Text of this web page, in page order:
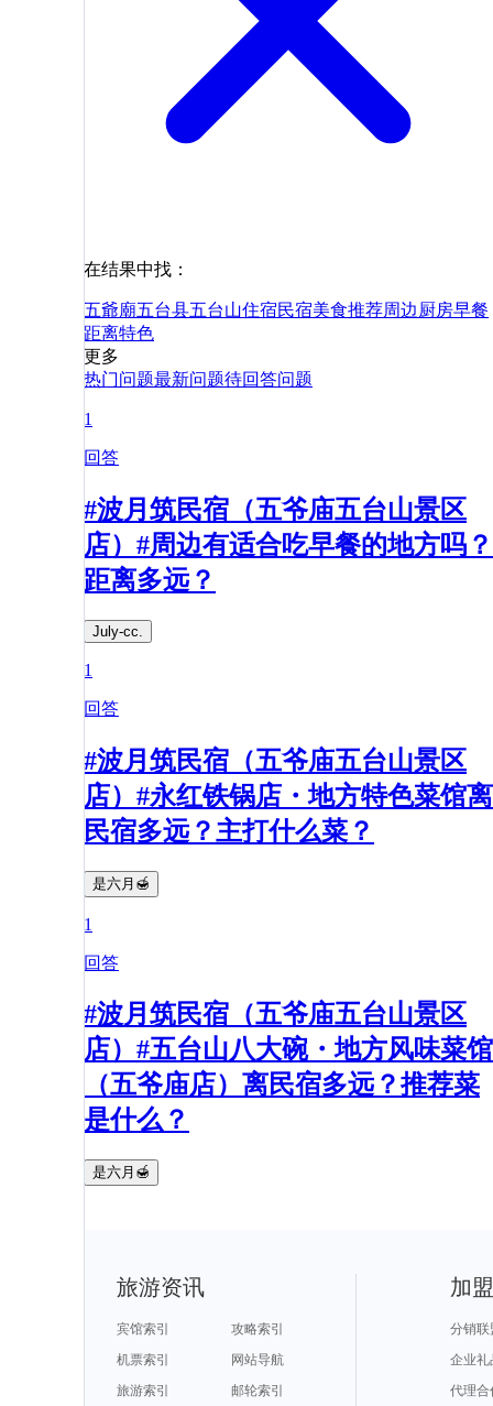
在结果中找：
五爺廟五台县五台山住宿民宿美食推荐周边 厨房早餐
距离特色
更多
热门问题最新问题待回答问题
1
回答
#波月筑民宿（五爷庙五台山景区
店）#周边有适合吃早餐的地方吗？
距离多远？​
July-cc.
1
回答
#波月筑民宿（五爷庙五台山景区
店）#永红铁锅店・地方特色菜馆离
民宿多远？主打什么菜？
是六月🍯
1
回答
#波月筑民宿（五爷庙五台山景区
店）#五台山八大碗・地方风味菜馆
（五爷庙店）离民宿多远？推荐菜
是什么？
是六月🍯
旅游资讯
宾馆索引
攻略索引
机票索引
网站导航
旅游索引
邮轮索引
加
分销联
企业礼
代理合